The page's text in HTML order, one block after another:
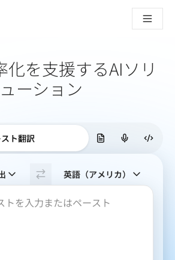
：主要なユースケースや連携機能
ご紹介：あらゆるチームの翻訳ワー
け言語AIの信頼性を読み解く
質評価の構築方法
accessible voice demo with DeepL
化を​支援するAI​ソリ
ューション
ト翻訳
語を選んでください。次の言語が選択され
英語（アメリカ）